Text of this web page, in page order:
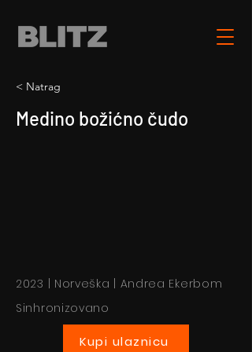
< Natrag
Medino božićno čudo
2023 | Norveška | Andrea Ekerbom
Sinhronizovano
Kupi ulaznicu